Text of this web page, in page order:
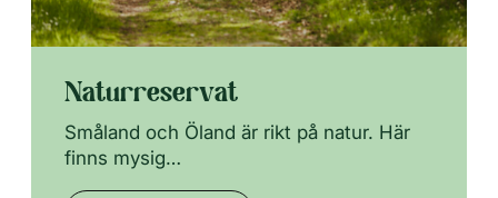
Naturreservat
Småland och Öland är rikt på natur. Här
finns mysig…